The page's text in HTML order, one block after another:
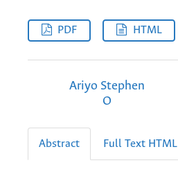
PDF HTML
Ariyo Stephen
O
Abstract Full Text HTML